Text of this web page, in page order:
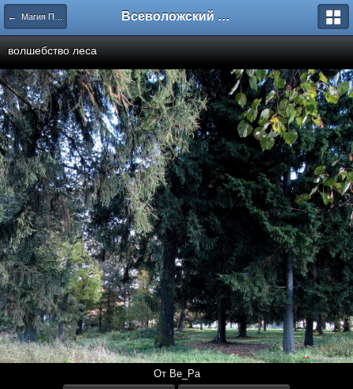
← Магия Приютина Всеволожский форум
волшебство леса
От Ве_Ра